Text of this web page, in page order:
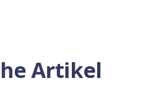
Artikel